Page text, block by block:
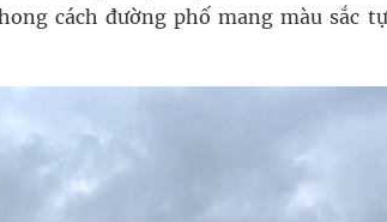
cách đường phố mang màu sắc